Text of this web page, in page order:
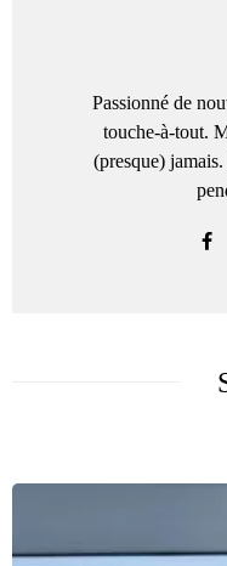
Passionné de
touche-à-tout.
(presque)